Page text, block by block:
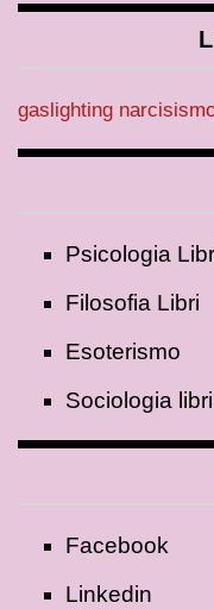
gaslighting
Psicologia
Filosofia Libri
Esoterismo
Sociologia libri
Facebook
Linkedin